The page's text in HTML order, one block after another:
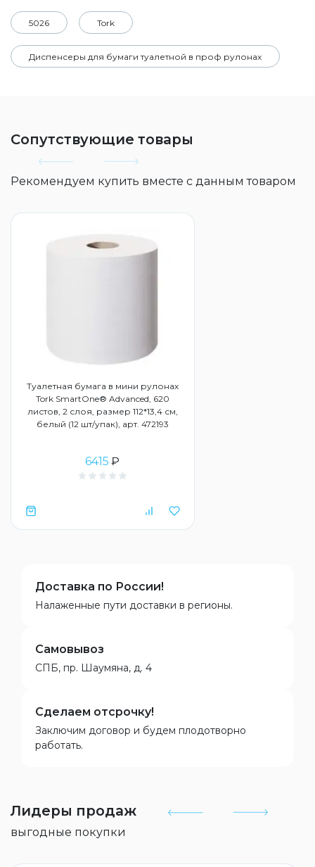
5026 Tork
Диспенсеры для бумаги туалетной в проф рулонах
Сопутствующие товары
Рекомендуем купить вместе с данным товаром
Туалетная бумага в мини рулонах
Tork SmartOne® Advanced, 620
листов, 2 слоя, размер 112*13,4 см,
белый (12 шт/упак), арт. 472193
6415 ₽
Доставка по России!
Налаженные пути доставки в регионы.
Самовывоз
СПБ, пр. Шаумяна, д. 4
Сделаем отсрочку!
Заключим договор и будем плодотворно
работать.
Лидеры продаж
выгодные покупки